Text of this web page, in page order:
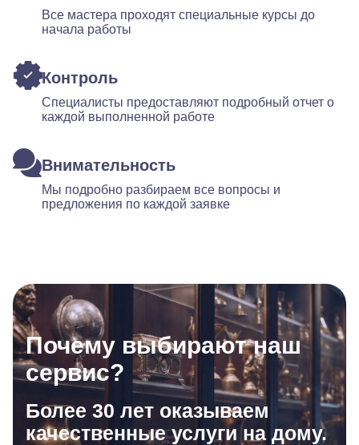
Все мастера проходят специальные курсы до
начала работы
Контроль
Специалисты предоставляют подробный отчет о
каждой выполненной работе
Внимательность
Мы подробно разбираем все вопросы и
предложения по каждой заявке
Почему выбирают наш
сервис?
Более 30 лет оказываем
качественные услуги на дому.